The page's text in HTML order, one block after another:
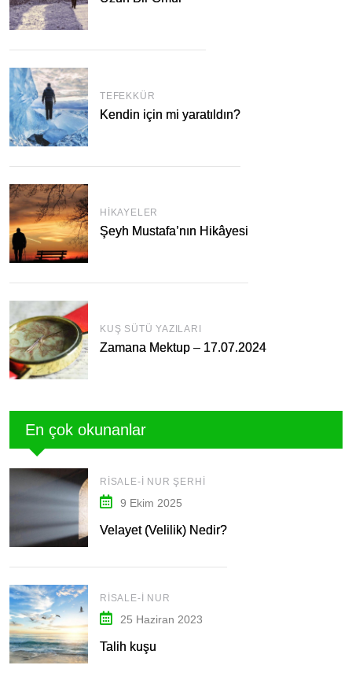
TEFEKKÜR
Kendin için mi yaratıldın?
HIKAYELER
Şeyh Mustafa’nın Hikâyesi
KUŞ SÜTÜ YAZILARI
Zamana Mektup – 17.07.2024
En çok okunanlar
RISALE-I NUR ŞERHI
9 Ekim 2025
Velayet (Velilik) Nedir?
RISALE-I NUR
25 Haziran 2023
Talih kuşu